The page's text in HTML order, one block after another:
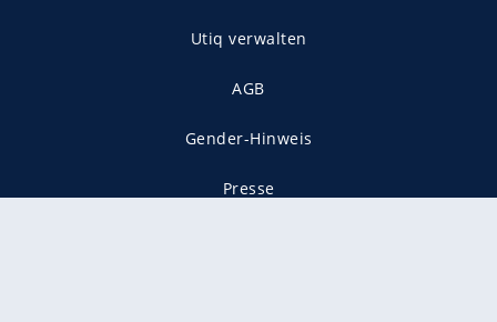
Utiq verwalten
AGB
Gender-Hinweis
Presse